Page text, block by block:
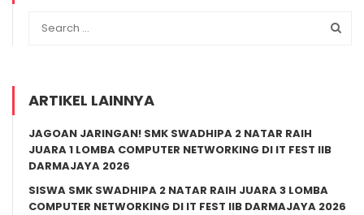
ARTIKEL LAINNYA
JAGOAN JARINGAN! SMK SWADHIPA 2 NATAR RAIH
JUARA 1 LOMBA COMPUTER NETWORKING DI IT FEST IIB
DARMAJAYA 2026
SISWA SMK SWADHIPA 2 NATAR RAIH JUARA 3 LOMBA
COMPUTER NETWORKING DI IT FEST IIB DARMAJAYA 2026